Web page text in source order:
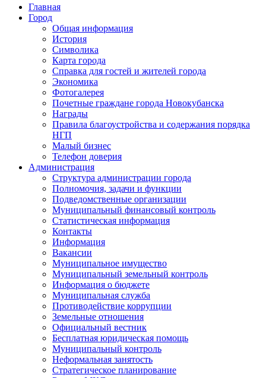
Главная
Город
Общая информация
История
Символика
Карта города
Справка для гостей и жителей города
Экономика
Фотогалерея
Почетные граждане города Новокубанска
Награды
Правила благоустройства и содержания порядка
НГП
Малый бизнес
Телефон доверия
Администрация
Структура администрации города
Полномочия, задачи и функции
Подведомственные организации
Муниципальный финансовый контроль
Статистическая информация
Контакты
Информация
Вакансии
Муниципальное имущество
Муниципальный земельный контроль
Информация о бюджете
Муниципальная служба
Противодействие коррупции
Земельные отношения
Официальный вестник
Бесплатная юридическая помощь
Муниципальный контроль
Неформальная занятость
Стратегическое планирование